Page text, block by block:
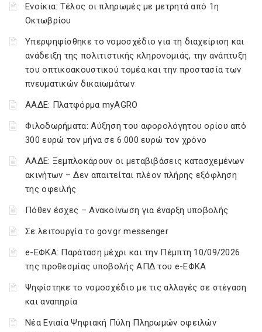
Ενοίκια: Τέλος οι πληρωμές με μετρητά από 1η
Οκτωβρίου
Υπερψηφίσθηκε το νομοσχέδιο για τη διαχείριση και
ανάδειξη της πολιτιστικής κληρονομιάς, την ανάπτυξη
του οπτικοακουστικού τομέα και την προστασία των
πνευματικών δικαιωμάτων
ΑΑΔΕ: Πλατφόρμα myAGRO
Φιλοδωρήματα: Αύξηση του αφορολόγητου ορίου από
300 ευρώ τον μήνα σε 6.000 ευρώ τον χρόνο
ΑΑΔΕ: Ξεμπλοκάρουν οι μεταβιβάσεις κατασχεμένων
ακινήτων – Δεν απαιτείται πλέον πλήρης εξόφληση
της οφειλής
Πόθεν έσχες – Ανακοίνωση για έναρξη υποβολής
Σε λειτουργία το gov.gr messenger
e-ΕΦΚΑ: Παράταση μέχρι και την Πέμπτη 10/09/2026
της προθεσμίας υποβολής ΑΠΔ του e-ΕΦΚΑ
Ψηφίστηκε το νομοσχέδιο με τις αλλαγές σε στέγαση
και αναπηρία
Νέα Ενιαία Ψηφιακή Πύλη Πληρωμών οφειλών